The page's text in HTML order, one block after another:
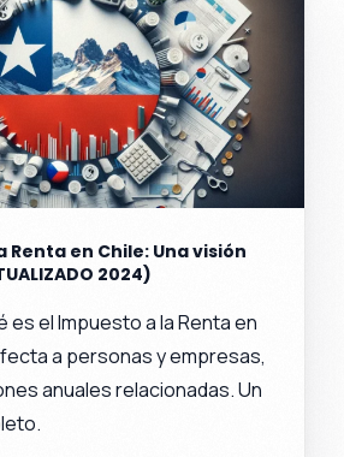
Renta en Chile: Una visión
2024)
es el Impuesto a la Renta en
a personas y empresas,
anuales relacionadas. Un